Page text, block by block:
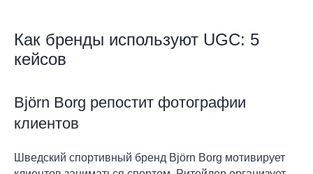
Как бренды используют UGC: 5
кейсов
Björn Borg репостит фотографии
клиентов
Шведский спортивный бренд Björn Borg мотивирует